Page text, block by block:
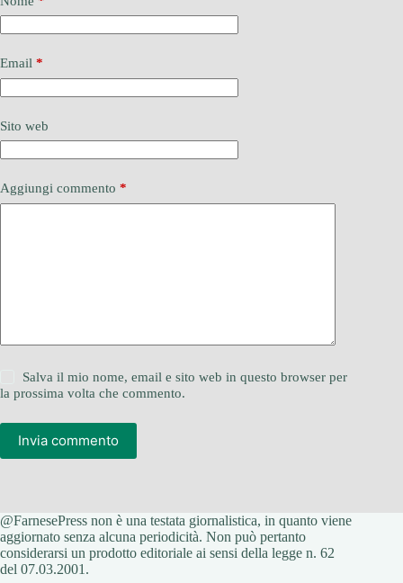
Email *
Sito web
Aggiungi commento *
Salva il mio nome, email e sito web in questo browser per
la prossima volta che commento.
Invia commento
@FarnesePress non è una testata giornalistica, in quanto viene
aggiornato senza alcuna periodicità. Non può pertanto
considerarsi un prodotto editoriale ai sensi della legge n. 62
del 07.03.2001.